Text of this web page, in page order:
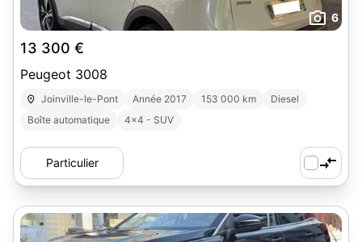
6
13 300 €
Peugeot 3008
Joinville-le-Pont Année 2017 153 000 km
Diesel
Boîte automatique
4x4 - SUV
Particulier